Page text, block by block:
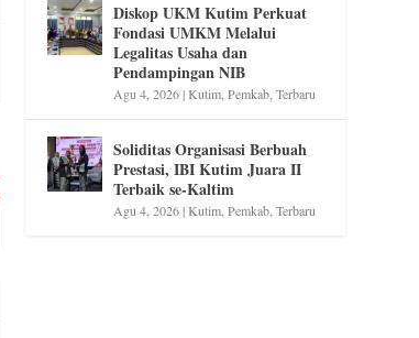
Diskop UKM Kutim Perkuat
Fondasi UMKM Melalui
Legalitas Usaha dan
Pendampingan NIB
Agu 4, 2026|Kutim,Pemkab,Terbaru
Soliditas Organisasi Berbuah
Prestasi, IBI Kutim Juara II
Terbaik se-Kaltim
Agu 4, 2026|Kutim,Pemkab,Terbaru